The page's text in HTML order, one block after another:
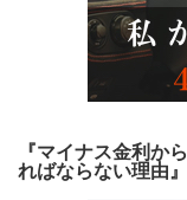
『マイナス金利か
ればならない理由』